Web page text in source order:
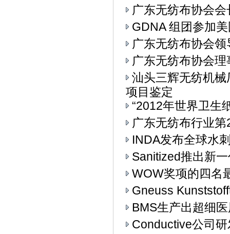
广东无纺布协会
GDNA 组团参加
广东无纺布协会
广东无纺布协会
汕头三辉无纺机
项目鉴定
“2012年世界卫生
广东无纺布行业
INDA发布全球水
Sanitized推出新
WOW奖项的四名
Gneuss
BMS生产出超细
Conductive公司